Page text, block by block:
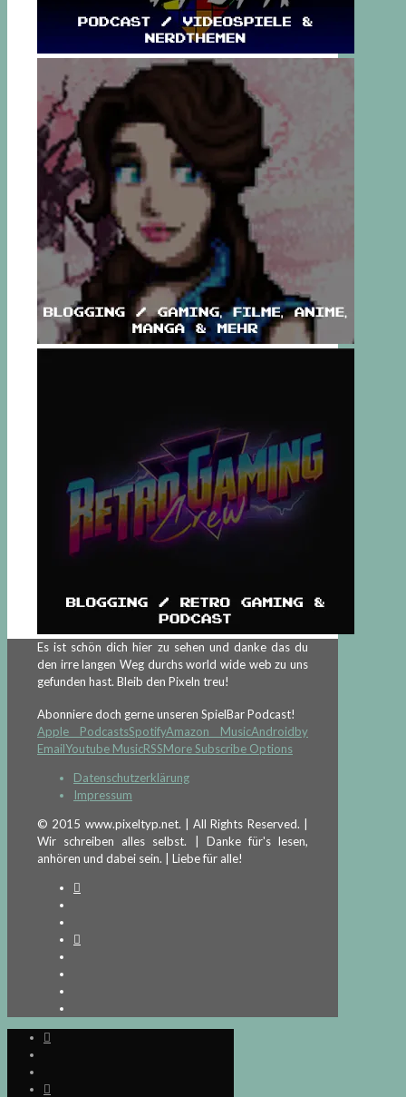
Es ist schön dich hier zu sehen und danke das du
den irre langen Weg durchs world wide web zu uns
gefunden hast. Bleib den Pixeln treu!
Abonniere doch gerne unseren SpielBar Podcast!
Apple PodcastsSpotifyAmazon MusicAndroidby
EmailYoutube MusicRSSMore Subscribe Options
Datenschutzerklärung
Impressum
© 2015 www.pixeltyp.net. | All Rights Reserved. |
Wir schreiben alles selbst. | Danke für's lesen,
anhören und dabei sein. | Liebe für alle!